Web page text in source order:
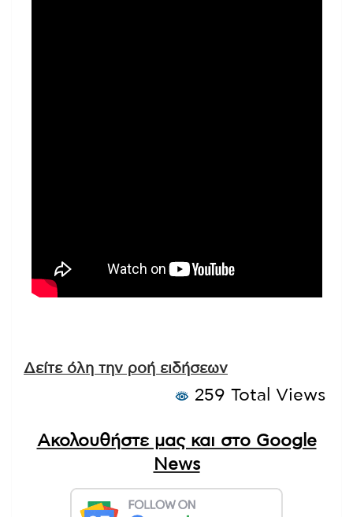
Δείτε όλη την ροή ειδήσεων
259 Total Views
Ακολουθήστε μας και στο Google
News